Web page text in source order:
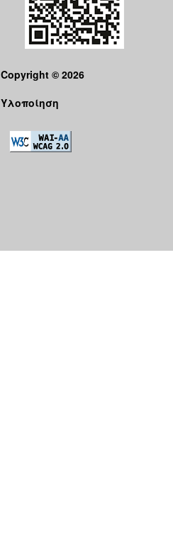
Copyright © 2026
Υλοποίηση